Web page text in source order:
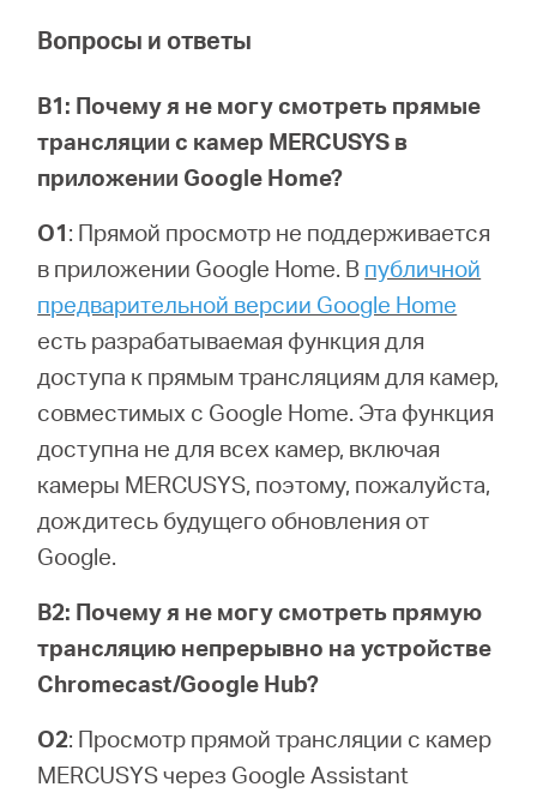
Вопросы и ответы
В1: Почему я не могу смотреть прямые
трансляции с камер MERCUSYS в
приложении Google Home?
О1: Прямой просмотр не поддерживается
в приложении Google Home. В публичной
предварительной версии Google Home
есть разрабатываемая функция для
доступа к прямым трансляциям для камер,
совместимых с Google Home. Эта функция
доступна не для всех камер, включая
камеры MERCUSYS, поэтому, пожалуйста,
дождитесь будущего обновления от
Google.
В2: Почему я не могу смотреть прямую
трансляцию непрерывно на устройстве
Chromecast/Google Hub?
О2: Просмотр прямой трансляции с камер
MERCUSYS через Google Assistant